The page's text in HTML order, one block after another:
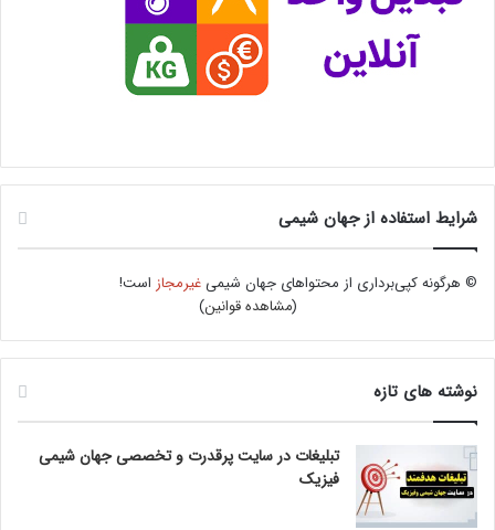
شرایط استفاده از جهان شیمی
© هرگونه کپی‌برداری از محتواهای جهان شیمیغیرمجاز است!
(مشاهده قوانین)
نوشته های تازه
تبلیغات در سایت پرقدرت و تخصصی جهان شیمی
فیزیک